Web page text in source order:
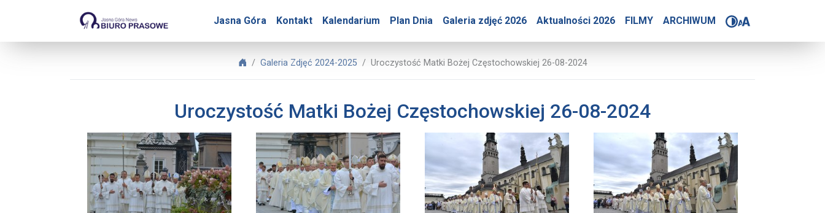
Jasna Góra Kontakt Kalendarium Plan Dnia Galeria zdjęć 2026 Aktualności 2026 FILMY ARCHIWUM
Biuro Prasowe Jasnej Góry – Uroczystość Matki Bożej Częstochowskiej
Biuro Prasowe Jasnej Góry
Galeria Zdjęć 2024-2025 Uroczystość Matki Bożej Częstochowskiej 26-08-2024
Uroczystość Matki Bożej Częstochowskiej 26-08-2024